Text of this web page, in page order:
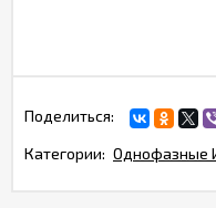
Поделиться:
Категории: Однофазные